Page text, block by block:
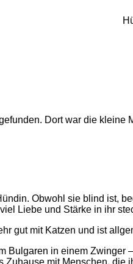
Dort war die
Obwohl sie blind ist,
Liebe und Stärke in ihr
gut mit Katzen und ist
Bulgaren in einem Zwinger